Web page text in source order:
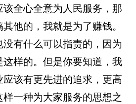
全心全意为人民服务，那
他的，我就是为了赚钱。
有什么可以指责的，因为
样的。但是你要知道，我
该有更先进的追求，更高
一种为大家服务的思想之